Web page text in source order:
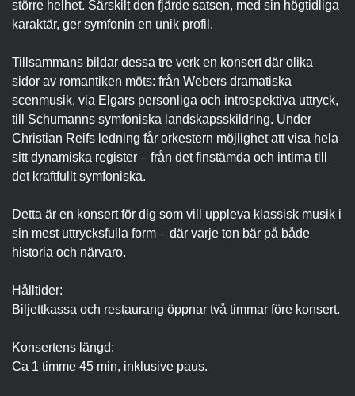
större helhet. Särskilt den fjärde satsen, med sin högtidliga
karaktär, ger symfonin en unik profil.
Tillsammans bildar dessa tre verk en konsert där olika
sidor av romantiken möts: från Webers dramatiska
scenmusik, via Elgars personliga och introspektiva uttryck,
till Schumanns symfoniska landskapsskildring. Under
Christian Reifs ledning får orkestern möjlighet att visa hela
sitt dynamiska register – från det finstämda och intima till
det kraftfullt symfoniska.
Detta är en konsert för dig som vill uppleva klassisk musik i
sin mest uttrycksfulla form – där varje ton bär på både
historia och närvaro.
Hålltider:
Biljettkassa och restaurang öppnar två timmar före konsert.
Konsertens längd:
Ca 1 timme 45 min, inklusive paus.